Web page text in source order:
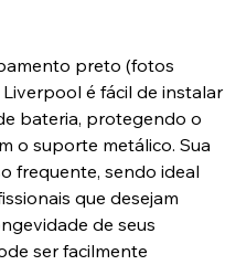
preto (fotos
é fácil de instalar
bateria, protegendo o
o suporte metálico. Sua
frequente, sendo ideal
que desejam
de seus
ser facilmente